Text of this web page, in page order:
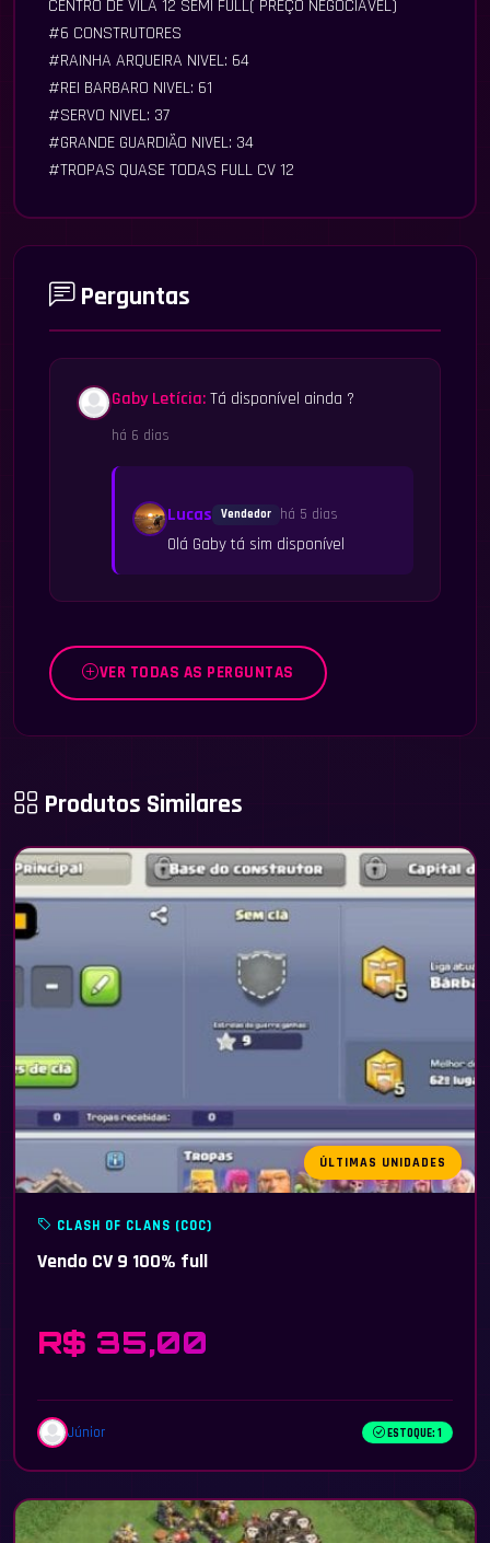
CENTRO DE VILA 12 SEMI FULL( PREÇO NEGOCIAVEL)
#6 CONSTRUTORES
#RAINHA ARQUEIRA NIVEL: 64
#REI BARBARO NIVEL: 61
#SERVO NIVEL: 37
#GRANDE GUARDIÃO NIVEL: 34
#TROPAS QUASE TODAS FULL CV 12
Perguntas
Gaby Letícia:Tá disponível ainda ?
há 6 dias
Lucas Vendedor há 5 dias
Olá Gaby tá sim disponível
VER TODAS AS PERGUNTAS
Produtos Similares
ÚLTIMAS UNIDADES
CLASH OF CLANS (COC)
Vendo CV 9 100% full
R$ 35,00
Júnior ESTOQUE: 1